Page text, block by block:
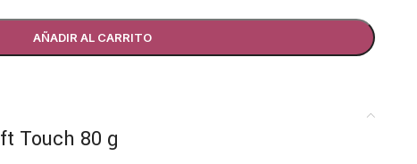
AÑADIR AL CARRITO
Touch 80 g